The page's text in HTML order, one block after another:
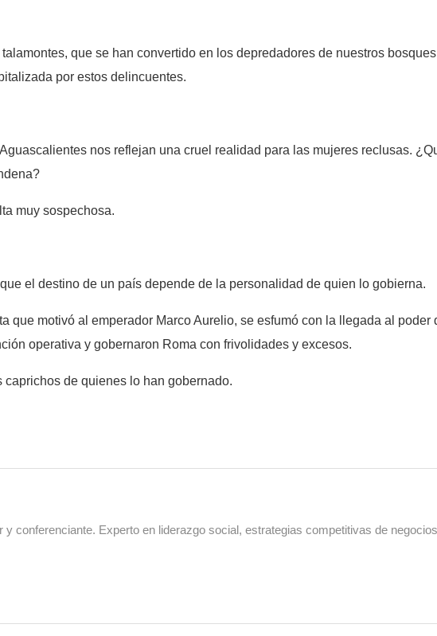
que se han convertido en los depredadores de nuestros
por estos delincuentes.
nos reflejan una cruel realidad para las mujeres reclusas.
muy sospechosa.
el destino de un país depende de la personalidad de quien lo gobierna.
que motivó al emperador Marco Aurelio, se esfumó con la llegada al poder
operativa y gobernaron Roma con frivolidades y excesos.
de quienes lo han gobernado.
y conferenciante. Experto en liderazgo social, estrategias competitivas de